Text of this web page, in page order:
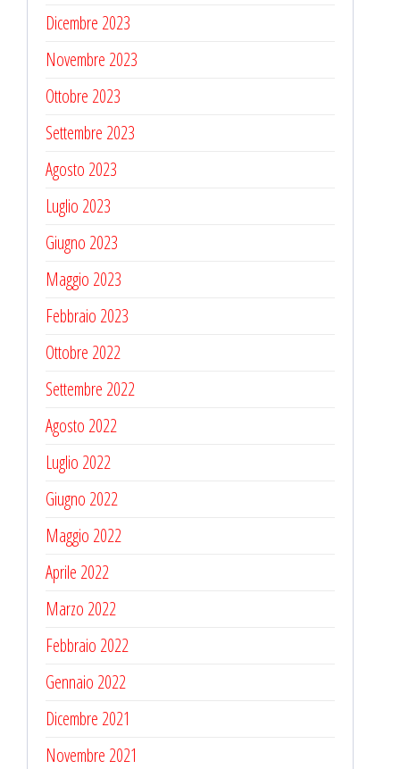
Dicembre 2023
Novembre 2023
Ottobre 2023
Settembre 2023
Agosto 2023
Luglio 2023
Giugno 2023
Maggio 2023
Febbraio 2023
Ottobre 2022
Settembre 2022
Agosto 2022
Luglio 2022
Giugno 2022
Maggio 2022
Aprile 2022
Marzo 2022
Febbraio 2022
Gennaio 2022
Dicembre 2021
Novembre 2021